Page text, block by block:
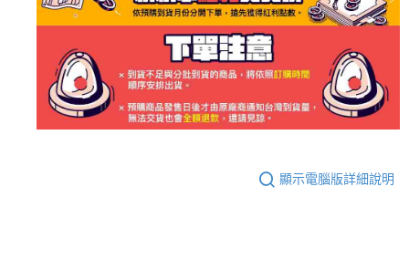
顯示電腦版詳細說明